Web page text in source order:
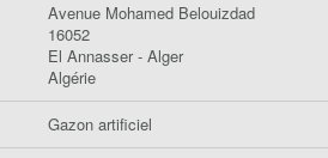
Avenue Mohamed Belouizdad
16052
El Annasser - Alger
Algérie
Gazon artificiel